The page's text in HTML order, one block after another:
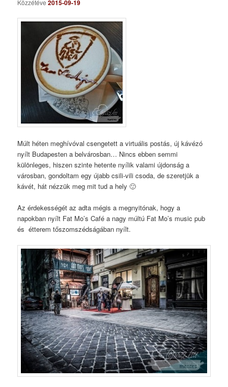
Közzétéve2015-09-19
Múlt héten meghívóval csengetett a virtuális postás, új kávézó
nyílt Budapesten a belvárosban… Nincs ebben semmi
különleges, hiszen szinte hetente nyílik valami újdonság a
városban, gondoltam egy újabb csili-vili csoda, de szeretjük a
kávét, hát nézzük meg mit tud a hely 🙂
Az érdekességét az adta mégis a megnyitónak, hogy a
napokban nyílt Fat Mo’s Café a nagy múltú Fat Mo’s music pub
és étterem tőszomszédságában nyílt.